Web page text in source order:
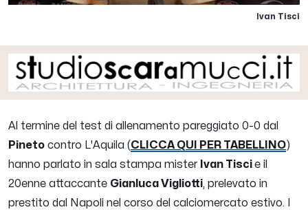
Ivan Tisci
Al termine del test di allenamento pareggiato 0-0 dal
Pineto contro L'Aquila (CLICCA QUI PER TABELLINO)
hanno parlato in sala stampa mister Ivan Tiscie il
20enne attaccante Gianluca Vigliotti, prelevato in
prestito dal Napoli nel corso del calciomercato estivo. I